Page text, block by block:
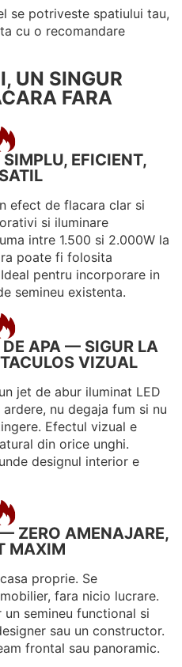
se potriveste spatiului tau,
cu o recomandare
UN SINGUR
FARA
EFICIENT,
efect de flacara clar si
si iluminare
intre 1.500 si 2.000W la
poate fi folosita
pentru incorporare in
semineu existenta.
APA — SIGUR LA
VIZUAL
jet de abur iluminat LED
nu degaja fum si nu
Efectul vizual e
din orice unghi.
designul interior e
ZERO AMENAJARE,
MAXIM
proprie. Se
fara nicio lucrare.
semineu functional si
sau un constructor.
frontal sau panoramic.